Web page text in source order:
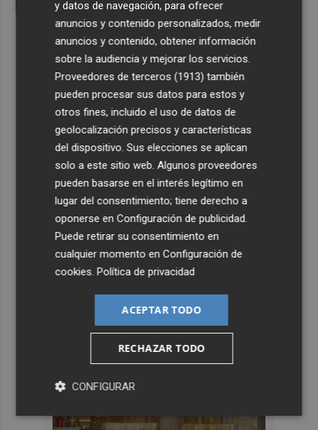
y datos de navegación, para ofrecer
anuncios y contenido personalizados, medir
anuncios y contenido, obtener información
sobre la audiencia y mejorar los servicios.
Proveedores de terceros (1913) también
pueden procesar sus datos para estos y
otros fines, incluido el uso de datos de
geolocalización precisos y características
del dispositivo. Sus elecciones se aplican
solo a este sitio web. Algunos proveedores
pueden basarse en el interés legítimo en
lugar del consentimiento; tiene derecho a
oponerse enConfiguración de publicidad
Puede retirar su consentimiento en
cualquier momento enConfiguración de
cookies .Política de privacidad
ACEPTAR TODO
RECHAZAR TODO
CONFIGURAR